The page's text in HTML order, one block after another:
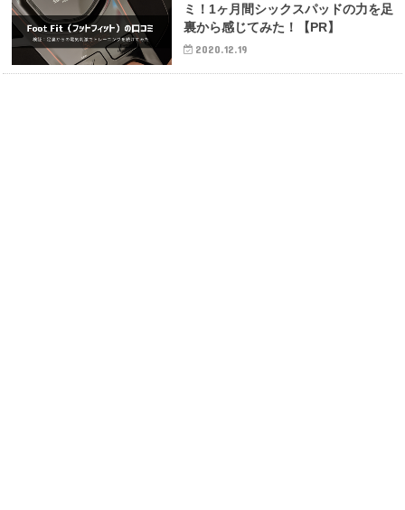
ミ！1ヶ月間シックスパッドの力を足
裏から感じてみた！【PR】
2020.12.19